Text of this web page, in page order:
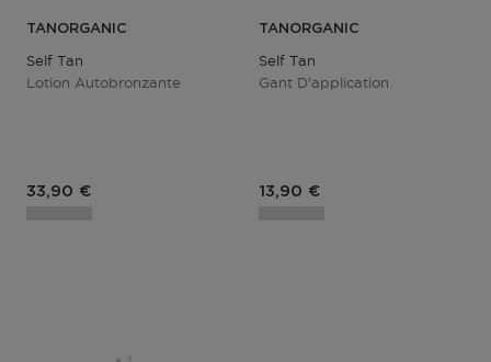
TANORGANIC
Self Tan
Lotion Autobronzante
Prix du produit
33,90 €
TANORGANIC
Self Tan
Gant D'application
Prix du produit
13,90 €